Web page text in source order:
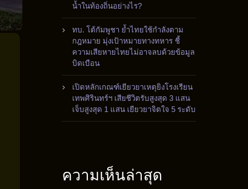
น้ำในท้องถิ่นอย่างไร?
ทบ. โต้กัมพูชา ย้ำไทยใช้กำลังตาม
กฎหมาย มุ่งเป้าหมายทางทหาร ชี้
ความเสียหายไทยไม่อาจลบด้วยข้อมูล
บิดเบือน
เปิดหลักเกณฑ์เยียวยาเหตุยิงโรงเรียน
เทพศิรินทร์ฯ เสียชีวิตรับสูงสุด 3 แสน
เจ็บสูงสุด 1 แสน เยียวยาจิตใจ 5 ระดับ
ความเห็นล่าสุด